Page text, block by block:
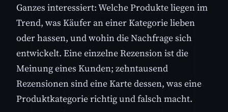
Ganzes interessiert: Welche Produkte liegen im
Trend, was Käufer an einer Kategorie lieben
oder hassen, und wohin die Nachfrage sich
entwickelt. Eine einzelne Rezension ist die
Meinung eines Kunden; zehntausend
Rezensionen sind eine Karte dessen, was eine
Produktkategorie richtig und falsch macht.